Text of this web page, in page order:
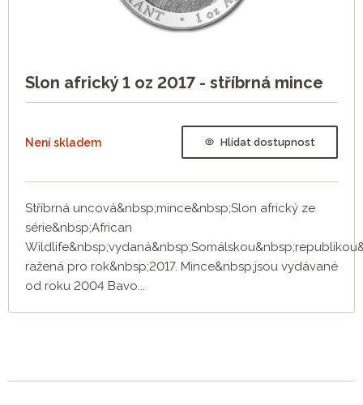
Slon africký 1 oz 2017 - stříbrná mince
Není skladem Hlídat dostupnost
Stříbrná uncová&nbsp;mince&nbsp;Slon africký ze
série&nbsp;African
ražená pro rok&nbsp;2017. Mince&nbsp;jsou vydávané
od roku 2004 Bavo...